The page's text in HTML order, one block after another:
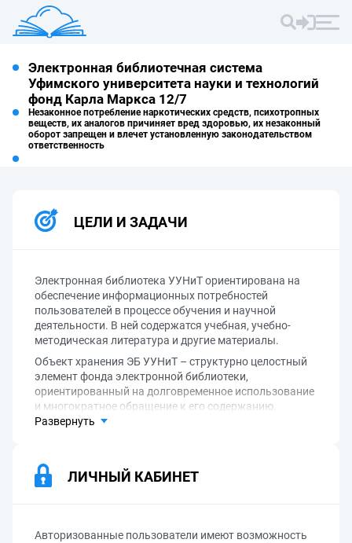
Электронная библиотечная система
Уфимского университета науки и технологий
фонд Карла Маркса 12/7
Незаконное потребление наркотических средств, психотропных
веществ, их аналогов причиняет вред здоровью, их незаконный
оборот запрещен и влечет установленную законодательством
ответственность
ЦЕЛИ И ЗАДАЧИ
Электронная библиотека УУНиТ ориентирована на
обеспечение информационных потребностей
пользователей в процессе обучения и научной
деятельности. В ней содержатся учебная, учебно-
методическая литература и другие материалы.
Объект хранения ЭБ УУНиТ – структурно целостный
элемент фонда электронной библиотеки,
ориентированный на долговременное использование
и многократное обращение к его содержанию.
Развернуть
ЛИЧНЫЙ КАБИНЕТ
Авторизованные пользователи имеют возможность